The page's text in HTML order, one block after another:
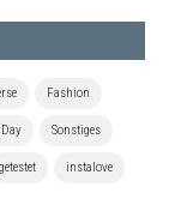
Fashion
Day Sonstiges
getestet instalove